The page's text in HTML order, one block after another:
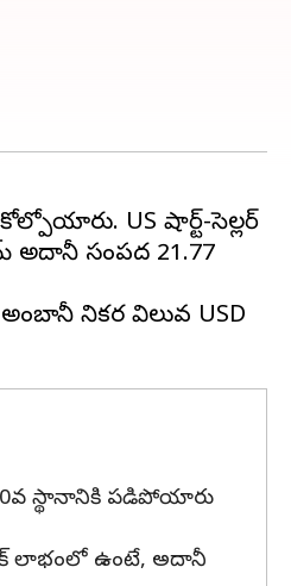
US షార్ట్-సెల్లర్
అదానీ సంపద 21.77
నికర విలువ USD
స్థానానికి పడిపోయారు
లాభంలో ఉంటే, అదానీ